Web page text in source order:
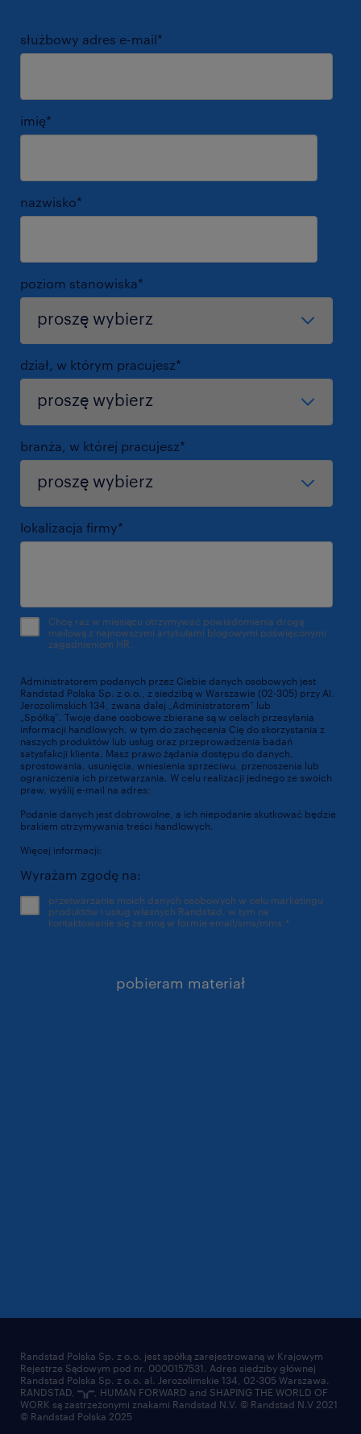
służbowy adres e-mail*
imię*
nazwisko*
poziom stanowiska*
dział, w którym pracujesz*
branża, w której pracujesz*
lokalizacja firmy*
Chcę raz w miesiącu otrzymywać powiadomienia drogą
mailową z najnowszymi artykułami blogowymi poświęconymi
zagadnieniom HR.
Administratorem podanych przez Ciebie danych osobowych jest
Randstad Polska Sp. z o.o., z siedzibą w Warszawie (02-305) przy Al.
Jerozolimskich 134, zwana dalej „Administratorem” lub
„Spółką”. Twoje dane osobowe zbierane są w celach przesyłania
informacji handlowych, w tym do zachęcenia Cię do skorzystania z
naszych produktów lub usług oraz przeprowadzenia badań
satysfakcji klienta. Masz prawo żądania dostępu do danych,
sprostowania, usunięcia, wniesienia sprzeciwu, przenoszenia lub
ograniczenia ich przetwarzania. W celu realizacji jednego ze swoich
praw, wyślij e-mail na adres:
Podanie danych jest dobrowolne, a ich niepodanie skutkować będzie
brakiem otrzymywania treści handlowych.
Więcej informacji:
Wyrażam zgodę na:
przetwarzanie moich danych osobowych w celu marketingu
produktów i usług własnych Randstad, w tym na
kontaktowanie się ze mną w formie email/sms/mms. *
Randstad Polska Sp. z o.o. jest spółką zarejestrowaną w Krajowym
Rejestrze Sądowym pod nr. 0000157531. Adres siedziby głównej
Randstad Polska Sp. z o.o. al. Jerozolimskie 134, 02-305 Warszawa.
RANDSTAD,
, HUMAN FORWARD and SHAPING THE WORLD OF
WORK są zastrzeżonymi znakami Randstad N.V. © Randstad N.V 2021
© Randstad Polska 2025